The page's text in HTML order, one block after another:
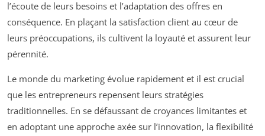
l’écoute de leurs besoins et l’adaptation des offres en
conséquence. En plaçant la satisfaction client au cœur de
leurs préoccupations, ils cultivent la loyauté et assurent leur
pérennité.
Le monde du marketing évolue rapidement et il est crucial
que les entrepreneurs repensent leurs stratégies
traditionnelles. En se défaussant de croyances limitantes et
en adoptant une approche axée sur l’innovation, la flexibilité